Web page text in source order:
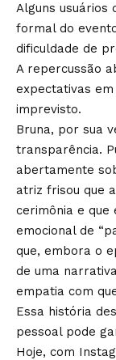
Alguns usuários
formal do
dificuldade de
A repercussão
expectativas
imprevisto.
Bruna, por sua
transparência.
abertamente
atriz frisou que
cerimônia e que
emocional de
que, embora o
de uma
empatia com
Essa história
pessoal pode
Hoje, com